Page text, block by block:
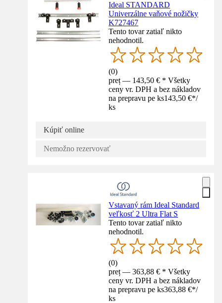
Ideal STANDARD
Univerzálne vaňové nožičky
K727467
Tento tovar zatiaľ nikto
nehodnotil.
(0)
preț — 143,50 € * Všetky
ceny vr. DPH a bez nákladov
na prepravu pe ks143,50 €*/
ks
Kúpiť online
Nemožno rezervovať
Vstavaný rám Ideal Standard
veľkosť 2 Ultra Flat S
Tento tovar zatiaľ nikto
nehodnotil.
(0)
preț — 363,88 € * Všetky
ceny vr. DPH a bez nákladov
na prepravu pe ks363,88 €*/
ks